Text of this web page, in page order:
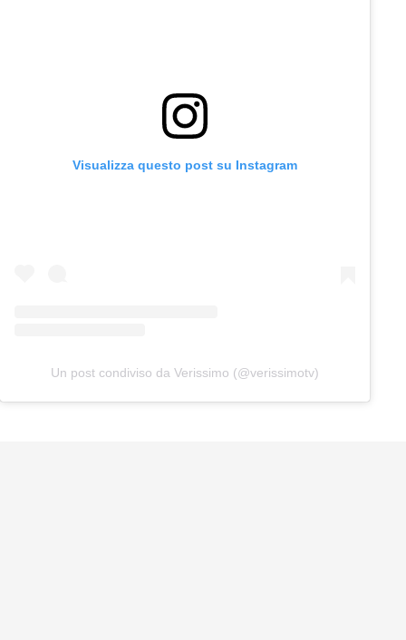
Visualizza questo post su Instagram
Un post condiviso da Verissimo (@verissimotv)